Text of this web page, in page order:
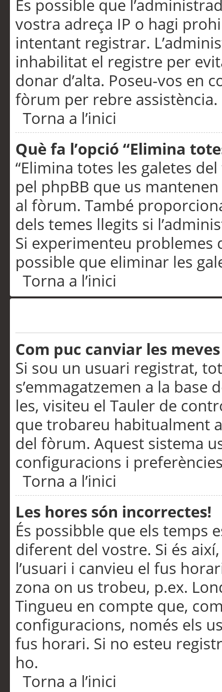
És possible que
vostra adreça IP o hagi
intentant registrar.
inhabilitat el registre per
donar d’alta. Poseu-vos en
fòrum per rebre assistència.
Torna a l’inici
Què fa l’opció “Elimina
“Elimina totes les galetes
pel phpBB que us
al fòrum. També
dels temes llegits si
Si experimenteu problemes
possible que eliminar les
Torna a l’inici
Com puc canviar les
Si sou un usuari registrat,
s’emmagatzemen a la
les, visiteu el Tauler de
que trobareu habitualment
del fòrum. Aquest sistema
configuracions i
Torna a l’inici
Les hores són incorrectes!
És possibble que els temps
diferent del vostre. Si és
l’usuari i canvieu el fus
zona on us trobeu, p.ex.
Tingueu en compte que,
configuracions, només els
fus horari. Si no esteu
ho.
Torna a l’inici